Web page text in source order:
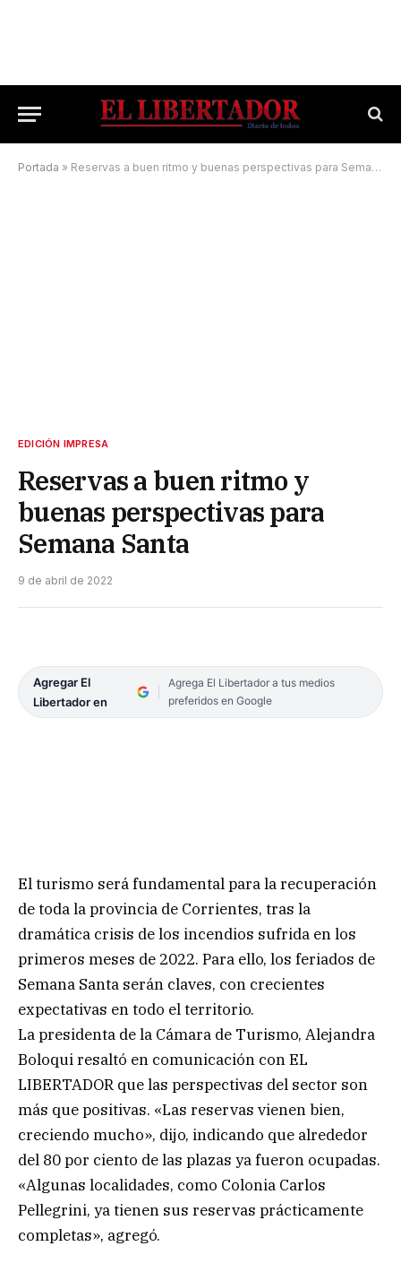
Portada » Reservas a buen ritmo y buenas perspectivas para Semana Santa
EDICIÓN IMPRESA
Reservas a buen ritmo y
buenas perspectivas para
Semana Santa
9 de abril de 2022
Agregar El
Libertador en
Agrega El Libertador a tus medios
preferidos en Google
El turismo será fundamental para la recuperación
de toda la provincia de Corrientes, tras la
dramática crisis de los incendios sufrida en los
primeros meses de 2022. Para ello, los feriados de
Semana Santa serán claves, con crecientes
expectativas en todo el territorio.
La presidenta de la Cámara de Turismo, Alejandra
Boloqui resaltó en comunicación con EL
LIBERTADOR que las perspectivas del sector son
más que positivas. «Las reservas vienen bien,
creciendo mucho», dijo, indicando que alrededor
del 80 por ciento de las plazas ya fueron ocupadas.
«Algunas localidades, como Colonia Carlos
Pellegrini, ya tienen sus reservas prácticamente
completas», agregó.